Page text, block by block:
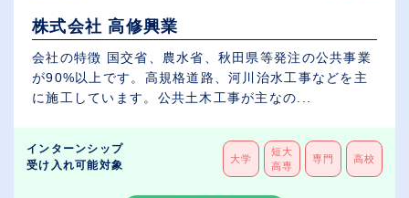
株式会社 高修興業
会社の特徴 国交省、農水省、秋田県等発注の公共事業
が90%以上です。高規格道路、河川治水工事などを主
に施工しています。公共土木工事が主なの...
インターンシップ
受け入れ可能対象
大学
短大
高専
専門 高校